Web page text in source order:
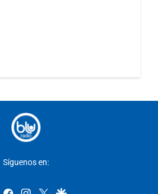
Síguenos en: